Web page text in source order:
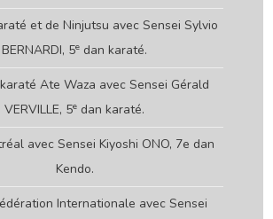
et de Ninjutsu avec Sensei Sylvio
BERNARDI, 5e dan karaté.
Ate Waza avec Sensei Gérald
VERVILLE, 5e dan karaté.
avec Sensei Kiyoshi ONO, 7e dan
Kendo.
Internationale avec Sensei